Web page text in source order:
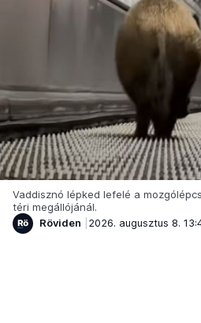
Vaddisznó lépked lefelé a
téri megállójánál.
Röviden
2026. augusztus 8.